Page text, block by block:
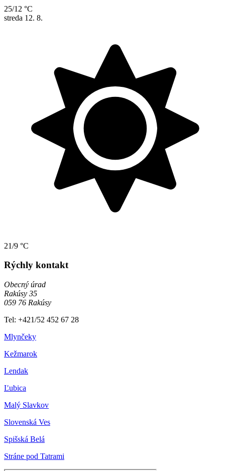
25/12 °C
streda 12. 8.
21/9 °C
Rýchly kontakt
Obecný úrad
Rakúsy 35
059 76 Rakúsy
Tel: +421/52 452 67 28
Mlynčeky
Kežmarok
Lendak
Ľubica
Malý Slavkov
Slovenská Ves
Spišská Belá
Stráne pod Tatrami